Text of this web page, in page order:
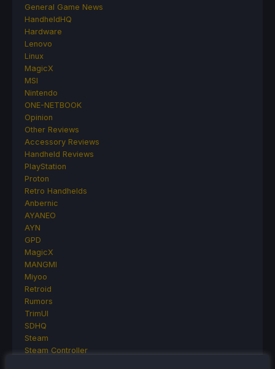
General Game News
HandheldHQ
Hardware
Lenovo
Linux
MagicX
MSI
Nintendo
ONE-NETBOOK
Opinion
Other Reviews
Accessory Reviews
Handheld Reviews
PlayStation
Proton
Retro Handhelds
Anbernic
AYANEO
AYN
GPD
MagicX
MANGMI
Miyoo
Retroid
Rumors
TrimUI
SDHQ
Steam
Steam Controller